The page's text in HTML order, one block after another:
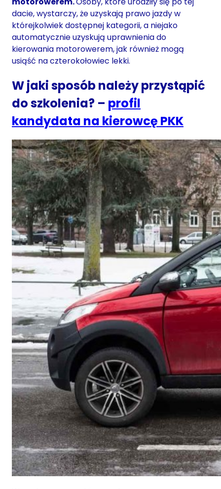
dacie, wystarczy, że uzyskają prawo jazdy w
którejkolwiek dostępnej kategorii, a niejako
automatycznie uzyskują uprawnienia do
kierowania motorowerem, jak również mogą
usiąść na czterokołowiec lekki.
W jaki sposób należy przystąpić
do szkolenia? – profil
kandydata na kierowcę PKK